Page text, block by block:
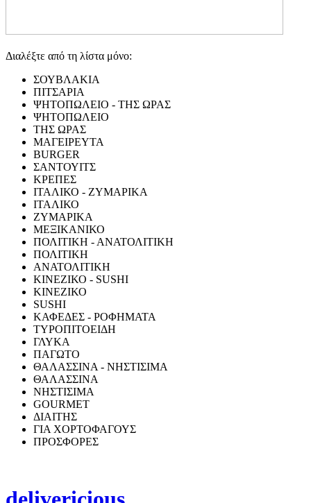
Διαλέξτε από τη λίστα μόνο:
ΣΟΥΒΛΑΚΙΑ
ΠΙΤΣΑΡΙΑ
ΨΗΤΟΠΩΛΕΙΟ - ΤΗΣ ΩΡΑΣ
ΨΗΤΟΠΩΛΕΙΟ
ΤΗΣ ΩΡΑΣ
ΜΑΓΕΙΡΕΥΤΑ
BURGER
ΣΑΝΤΟΥΙΤΣ
ΚΡΕΠΕΣ
ΙΤΑΛΙΚΟ - ΖΥΜΑΡΙΚΑ
ΙΤΑΛΙΚΟ
ΖΥΜΑΡΙΚΑ
ΜΕΞΙΚΑΝΙΚΟ
ΠΟΛΙΤΙΚΗ - ΑΝΑΤΟΛΙΤΙΚΗ
ΠΟΛΙΤΙΚΗ
ΑΝΑΤΟΛΙΤΙΚΗ
ΚΙΝΕΖΙΚΟ - SUSHI
ΚΙΝΕΖΙΚΟ
SUSHI
ΚΑΦΕΔΕΣ - ΡΟΦΗΜΑΤΑ
ΤΥΡΟΠΙΤΟΕΙΔΗ
ΓΛΥΚΑ
ΠΑΓΩΤΟ
ΘΑΛΑΣΣΙΝΑ - ΝΗΣΤΙΣΙΜΑ
ΘΑΛΑΣΣΙΝΑ
ΝΗΣΤΙΣΙΜΑ
GOURMET
ΔΙΑΙΤΗΣ
ΓΙΑ ΧΟΡΤΟΦΑΓΟΥΣ
ΠΡΟΣΦΟΡΕΣ